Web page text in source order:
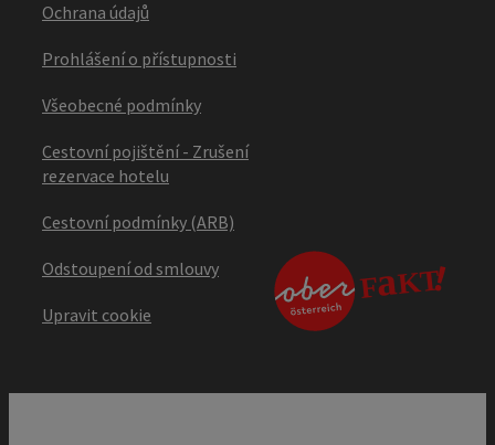
Ochrana údajů
Prohlášení o přístupnosti
Všeobecné podmínky
Cestovní pojištění - Zrušení
rezervace hotelu
Cestovní podmínky (ARB)
Odstoupení od smlouvy
Upravit cookie